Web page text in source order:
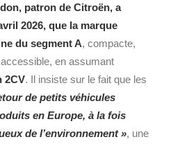
patron de Citroën, a
2026, que la marque
du segment A, compacte,
en assumant
2CV. Il insiste sur le fait que les
de petits véhicules
en Europe, à la fois
de l’environnement », une